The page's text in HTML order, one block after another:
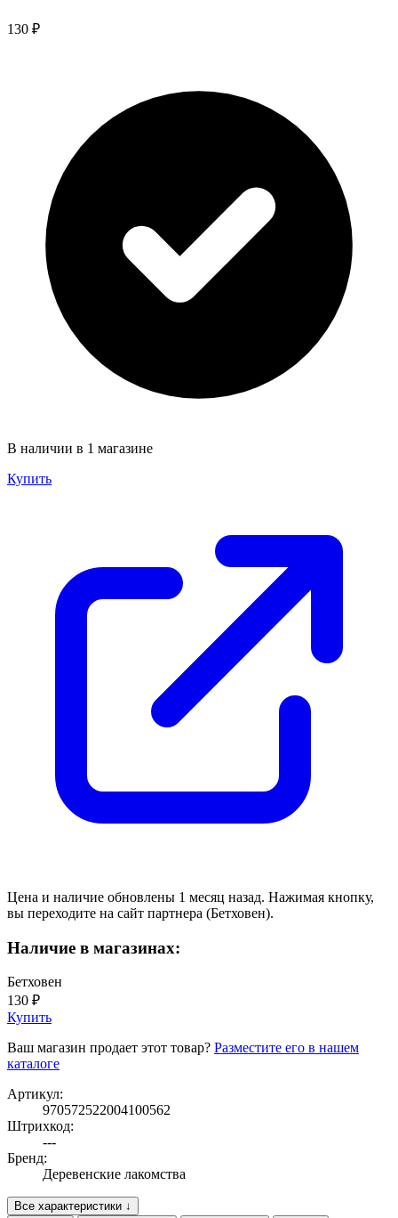
130 ₽
В наличии в 1 магазине
Купить
Цена и наличие обновлены 1 месяц назад. Нажимая кнопку,
вы переходите на сайт партнера (Бетховен).
Наличие в магазинах:
Бетховен
130 ₽
Купить
Ваш магазин продает этот товар? Разместите его в нашем
каталоге
Артикул:
970572522004100562
Штрихкод:
---
Бренд:
Деревенские лакомства
Все характеристики ↓